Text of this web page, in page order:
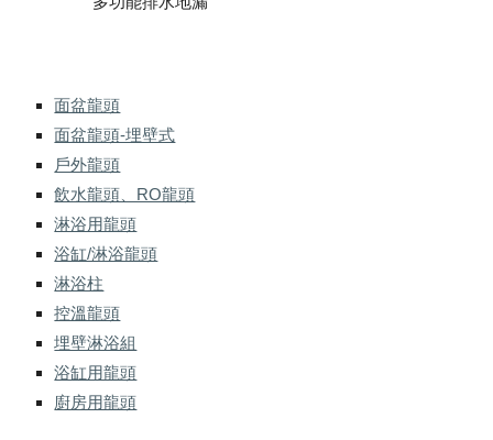
面盆龍頭
面盆龍頭-埋壁式
戶外龍頭
飲水龍頭、RO龍頭
淋浴用龍頭
浴缸/淋浴龍頭
淋浴柱
控溫龍頭
埋壁淋浴組
浴缸用龍頭
廚房用龍頭